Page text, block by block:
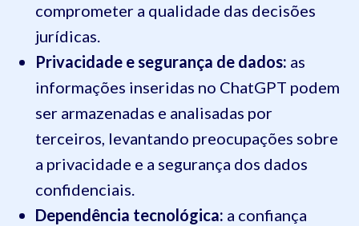
comprometer a qualidade das decisões
jurídicas.
Privacidade e segurança de dados: as
informações inseridas no ChatGPT podem
ser armazenadas e analisadas por
terceiros, levantando preocupações sobre
a privacidade e a segurança dos dados
confidenciais.
Dependência tecnológica: a confiança